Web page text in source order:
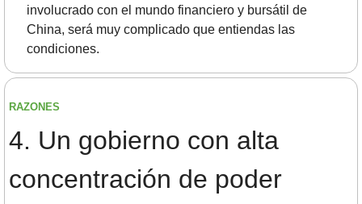
involucrado con el mundo financiero y bursátil de
China, será muy complicado que entiendas las
condiciones.
RAZONES
4.	Un gobierno con alta
concentración de poder